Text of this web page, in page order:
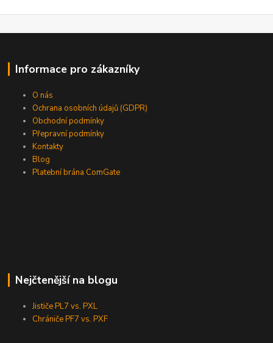
Informace pro zákazníky
O nás
Ochrana osobních údajů (GDPR)
Obchodní podmínky
Přepravní podmínky
Kontakty
Blog
Platební brána ComGate
Nejčtenější na blogu
Jističe PL7 vs. PXL
Chrániče PF7 vs. PXF